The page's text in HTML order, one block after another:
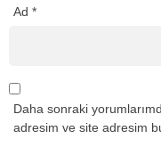
Ad *
Daha sonraki
adresim ve site adresim